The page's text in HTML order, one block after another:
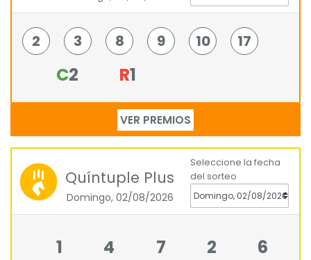
2 3 8 9 10 17
C2 R1
VER PREMIOS
Quíntuple Plus
Domingo, 02/08/2026
Seleccione la fecha
del sorteo
1 4 7 2
6